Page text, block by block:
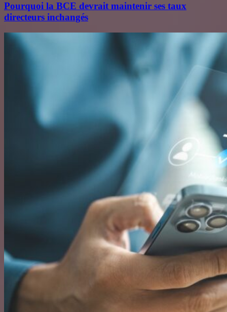
Pourquoi la BCE devrait maintenir ses taux
directeurs inchangés